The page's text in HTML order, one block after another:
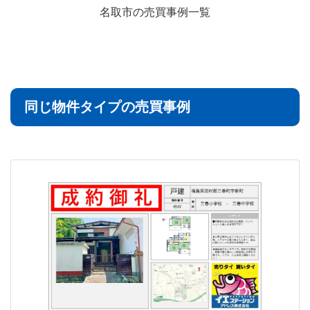
名取市の売買事例一覧
同じ物件タイプの売買事例